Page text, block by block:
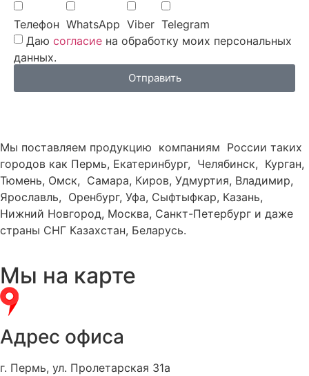
Телефон WhatsApp Viber Telegram
Даю согласие на обработку моих персональных
данных.
Отправить
Мы поставляем продукцию компаниям России таких
городов как Пермь, Екатеринбург, Челябинск, Курган,
Тюмень, Омск, Самара, Киров, Удмуртия, Владимир,
Ярославль, Оренбург, Уфа, Сыфтыфкар, Казань,
Нижний Новгород, Москва, Санкт-Петербург и даже
страны СНГ Казахстан, Беларусь.
Мы на карте
Адрес офиса
г. Пермь, ул. Пролетарская 31а